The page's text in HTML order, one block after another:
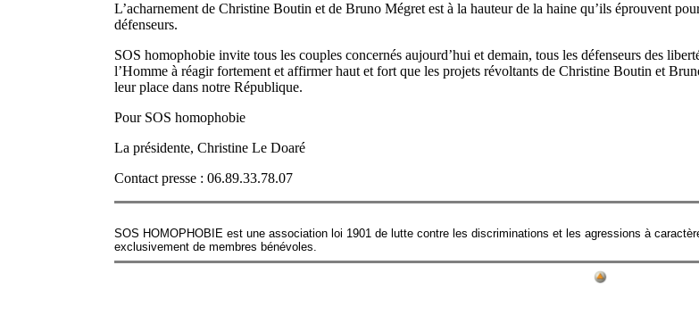
L’acharnement de Christine Boutin et de Bruno Mégret est à la hauteur de la haine qu’ils éprouvent
défenseurs.
SOS homophobie invite tous les couples concernés aujourd’hui et demain, tous les défenseurs des
l’Homme à réagir fortement et affirmer haut et fort que les projets révoltants de Christine Boutin et
leur place dans notre République.
Pour SOS homophobie
La présidente, Christine Le Doaré
Contact presse : 06.89.33.78.07
SOS HOMOPHOBIE est une association loi 1901 de lutte contre les discriminations et les agressions à
exclusivement de membres bénévoles.